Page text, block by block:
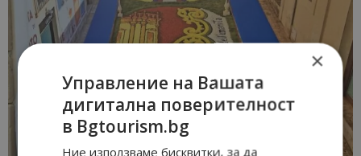
×
Управление на Вашата
дигитална поверителност
в Bgtourism.bg
Ние използваме бисквитки, за да